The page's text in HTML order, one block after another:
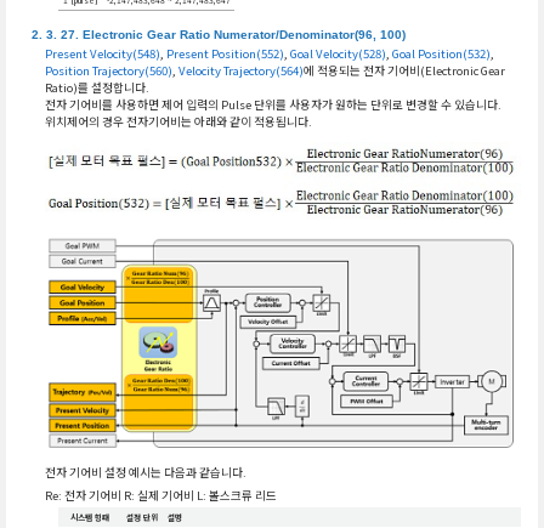
Electronic Gear Ratio Numerator/Denominator(96, 100)
Present Velocity(548), Present Position(552), Goal Velocity(528), Goal Position(532),
Position Trajectory(560), Velocity Trajectory(564)에 적용되는 전자 기어비(Electronic Gear
Ratio)를 설정합니다.
전자 기어비를 사용하면 제어 입력의 Pulse 단위를 사용자가 원하는 단위로 변경할 수 있습니다.
위치제어의 경우 전자기어비는 아래와 같이 적용됩니다.
전자 기어비 설정 예시는 다음과 같습니다.
Re: 전자 기어비 R: 실제 기어비 L: 볼스크류 리드
시스템 형태 설정 단위 설명